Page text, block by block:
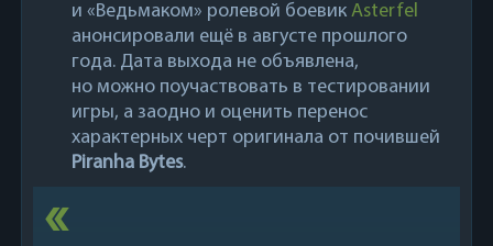
и «Ведьмаком» ролевой боевикAsterfel
анонсировали ещё в августе прошлого
года. Дата выхода не объявлена,
но можно поучаствовать в тестировании
игры, а заодно и оценить перенос
характерных черт оригинала от почившей
Piranha Bytes.